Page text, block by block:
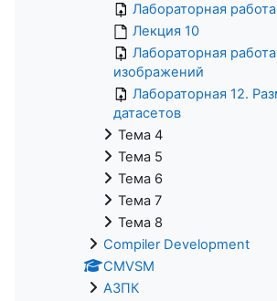
Лабораторная
Лекция 10
Лабораторная
изображений
Лабораторная 12.
датасетов
Тема 4
Тема 5
Тема 6
Тема 7
Тема 8
Compiler Development
CMVSM
АЗПК